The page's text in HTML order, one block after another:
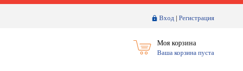
Вход | Регистрация
Моя корзина
Ваша корзина пуста